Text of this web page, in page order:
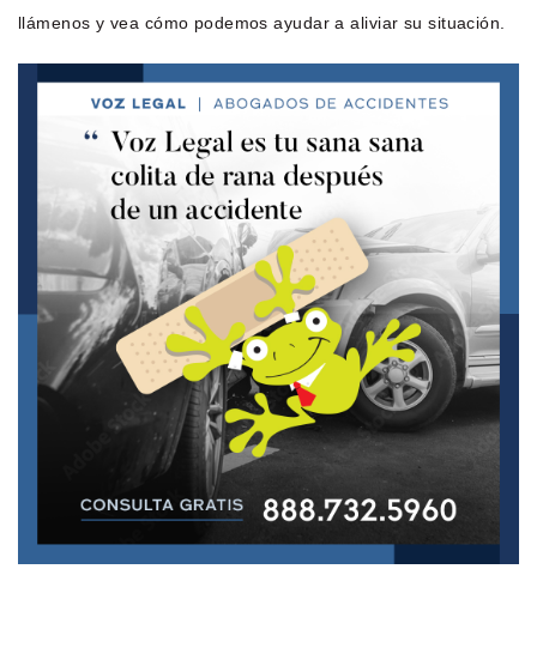
llámenos y vea cómo podemos ayudar a aliviar su situación.